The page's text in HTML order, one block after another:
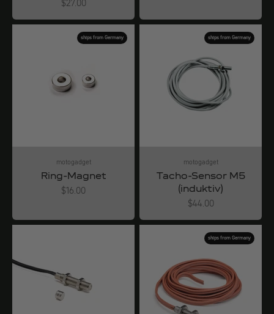
Angebot
$27.00
ships from Germany
motogadget
Ring-Magnet
Angebot
$16.00
ships from Germany
motogadget
Tacho-Sensor M5
(induktiv)
Angebot
$44.00
ships from Germany